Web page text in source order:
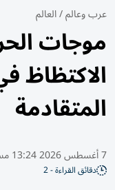
عرب وعالم/العالم
موجات
الاكتظاظ
المتقادمة
7 أغسطس 2026 13:24 مساء
دقائق القراءة - 2